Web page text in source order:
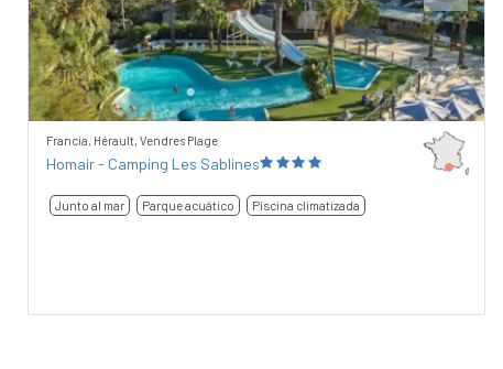
Previous Next
Francia, Hérault, Vendres Plage
Homair - Camping Les Sablines
Junto al mar Parque acuático Piscina climatizada